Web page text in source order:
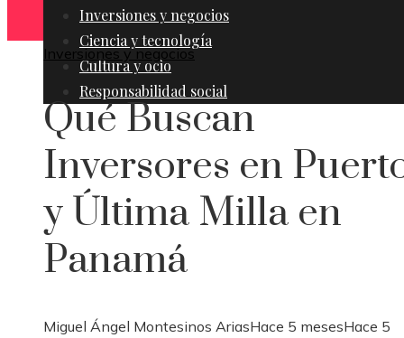
Inversiones y negocios
Ciencia y tecnología
Cultura y ocio
Responsabilidad social
Inversiones y negocios
Qué Buscan
Inversores en
y Última Milla en
Panamá
Miguel Ángel Montesinos AriasHace 5 mesesHace 5